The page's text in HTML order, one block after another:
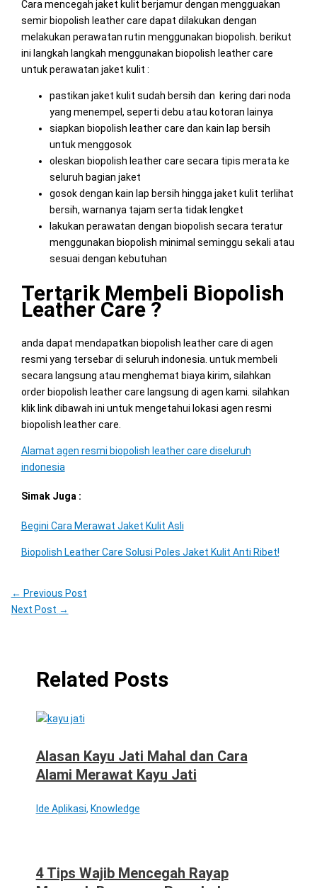
Cara mencegah jaket kulit berjamur dengan mengguakan
semir biopolish leather care dapat dilakukan dengan
melakukan perawatan rutin menggunakan biopolish. berikut
ini langkah langkah menggunakan biopolish leather care
untuk perawatan jaket kulit :
pastikan jaket kulit sudah bersih dan kering dari noda
yang menempel, seperti debu atau kotoran lainya
siapkan biopolish leather care dan kain lap bersih
untuk menggosok
oleskan biopolish leather care secara tipis merata ke
seluruh bagian jaket
gosok dengan kain lap bersih hingga jaket kulit terlihat
bersih, warnanya tajam serta tidak lengket
lakukan perawatan dengan biopolish secara teratur
menggunakan biopolish minimal seminggu sekali atau
sesuai dengan kebutuhan
Tertarik Membeli Biopolish
Leather Care ?
anda dapat mendapatkan biopolish leather care di agen
resmi yang tersebar di seluruh indonesia. untuk membeli
secara langsung atau menghemat biaya kirim, silahkan
order biopolish leather care langsung di agen kami. silahkan
klik link dibawah ini untuk mengetahui lokasi agen resmi
biopolish leather care.
Alamat agen resmi biopolish leather care diseluruh
indonesia
Simak Juga :
Begini Cara Merawat Jaket Kulit Asli
Biopolish Leather Care Solusi Poles Jaket Kulit Anti Ribet!
← Previous Post
Next Post →
Related Posts
Alasan Kayu Jati Mahal dan Cara
Alami Merawat Kayu Jati
Ide Aplikasi, Knowledge
4 Tips Wajib Mencegah Rayap